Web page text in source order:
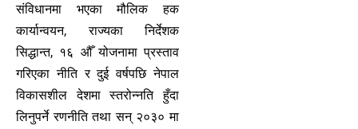
संविधानमा भएका मौलिक हक
कार्यान्वयन, राज्यका निर्देशक
सिद्धान्त, १६ औँ योजनामा प्रस्ताव
गरिएका नीति र दुई वर्षपछि नेपाल
विकासशील देशमा स्तरोन्नति हुँदा
लिनुपर्ने रणनीति तथा सन् २०३० मा